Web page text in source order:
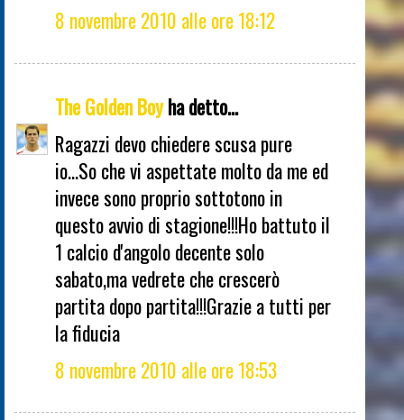
8 novembre 2010 alle ore 18:12
The Golden Boyha detto...
Ragazzi devo chiedere scusa pure
io...So che vi aspettate molto da me ed
invece sono proprio sottotono in
questo avvio di stagione!!!Ho battuto il
1 calcio d'angolo decente solo
sabato,ma vedrete che crescerò
partita dopo partita!!!Grazie a tutti per
la fiducia
8 novembre 2010 alle ore 18:53